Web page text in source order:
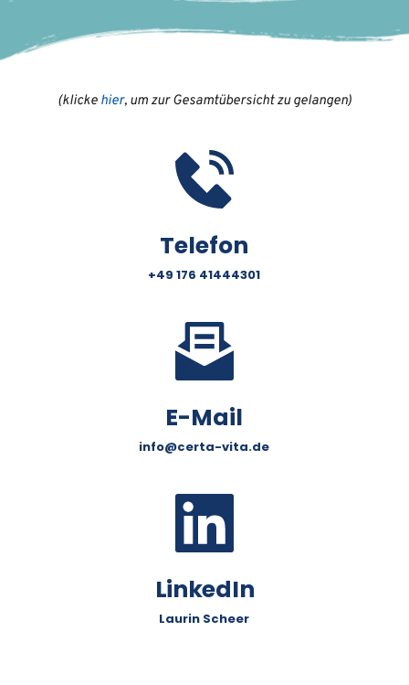
(klicke hier, um zur Gesamtübersicht zu gelangen)
Telefon
+49 176 41444301
E-Mail
info@certa-vita.de
LinkedIn
Laurin Scheer